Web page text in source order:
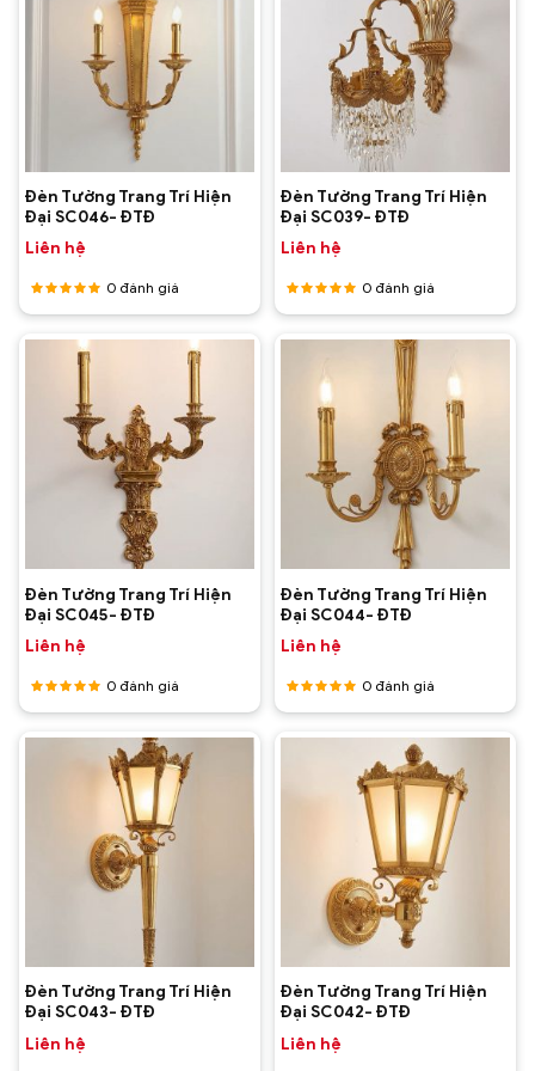
Đèn Tường Trang Trí Hiện
Đại SC046- ĐTĐ
Liên hệ
Được
xếp hạng
5 sao
0 đánh giá
Đèn Tường Trang Trí Hiện
Đại SC039- ĐTĐ
Liên hệ
Được
xếp hạng
0 đánh giá
Đèn Tường Trang Trí Hiện
Đại SC045- ĐTĐ
Liên hệ
Được
xếp hạng
0 đánh giá
Đèn Tường Trang Trí Hiện
Đại SC044- ĐTĐ
Liên hệ
Được
xếp hạng
0 đánh giá
Đèn Tường Trang Trí Hiện
Đại SC043- ĐTĐ
Liên hệ
Đèn Tường Trang Trí Hiện
Đại SC042- ĐTĐ
Liên hệ